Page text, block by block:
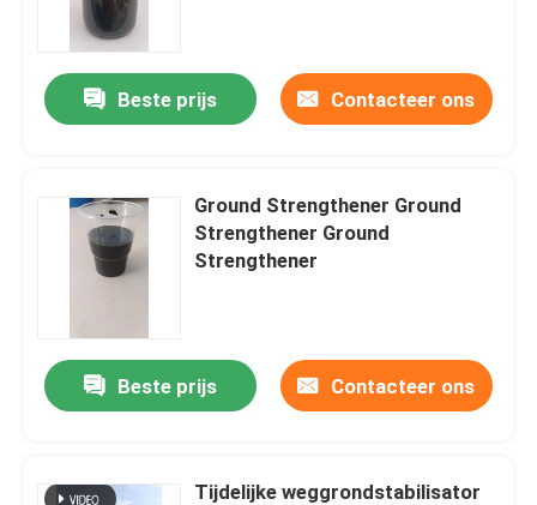
Beste prijs Contacteer ons
Ground Strengthener Ground
Strengthener Ground
Strengthener
Beste prijs Contacteer ons
Tijdelijke weggrondstabilisator